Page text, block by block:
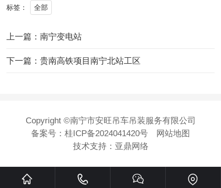
标签： 全部
上一篇：南宁变电站
下一篇：贵南高铁项目南宁北站工区
Copyright ©南宁市安旺吊车吊装服务有限公司
备案号： 桂ICP备2024041420号
网站地图
技术支持： 亚鼎网络